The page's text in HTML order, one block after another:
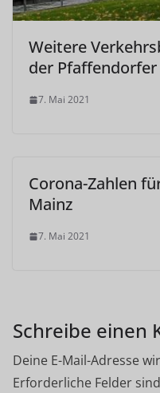
Weitere
der
7. Mai 2021
Corona-Zahlen
Mainz
7. Mai 2021
Schreibe einen
Deine E-Mail-Adresse
Erforderliche Felder